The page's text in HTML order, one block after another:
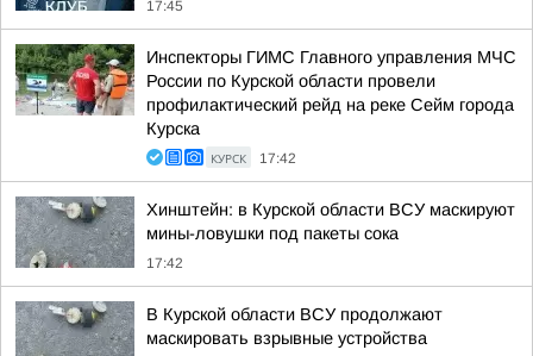
17:45
Инспекторы ГИМС Главного управления МЧС
России по Курской области провели
профилактический рейд на реке Сейм города
Курска
КУРСК 17:42
Хинштейн: в Курской области ВСУ маскируют
мины-ловушки под пакеты сока
17:42
В Курской области ВСУ продолжают
маскировать взрывные устройства